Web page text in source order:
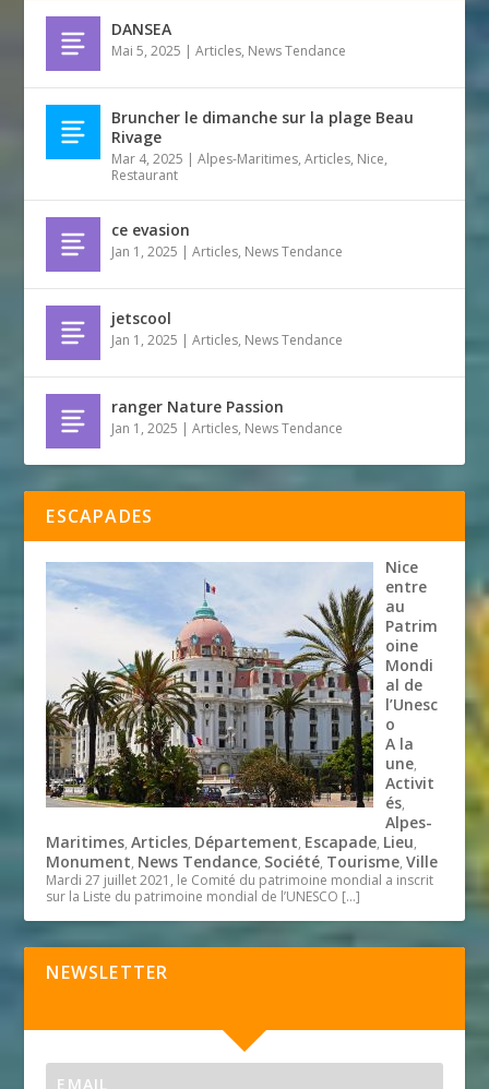
DANSEA
Mai 5, 2025 |Articles, News Tendance
Bruncher le dimanche sur la plage Beau
Rivage
Mar 4, 2025 |Alpes-Maritimes,Articles, Nice,
Restaurant
ce evasion
Jan 1, 2025 |Articles, News Tendance
jetscool
Jan 1, 2025 |Articles, News Tendance
ranger Nature Passion
Jan 1, 2025 |Articles, News Tendance
ESCAPADES
Nice
entre
au
Patrim
oine
Mondi
al de
l’Unesc
o
A la
une,
Activit
és,
Alpes-
Maritimes,Articles, Département, Escapade, Lieu,
Monument, News Tendance, Société, Tourisme,Ville
Mardi 27 juillet 2021, le Comité du patrimoine mondial a inscrit
sur la Liste du patrimoine mondial de l’UNESCO […]
NEWSLETTER